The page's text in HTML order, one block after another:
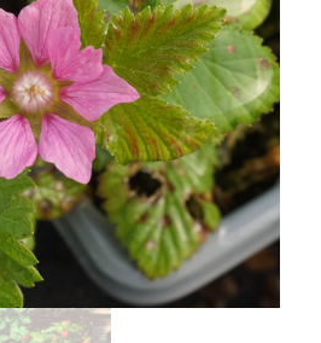
Afficher l'image plus grande